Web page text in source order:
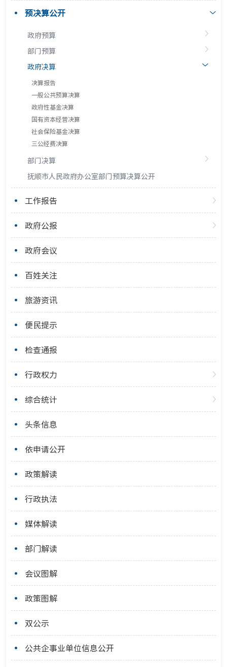
预决算公开
政府预算
部门预算
政府决算
决算报告
一般公共预算决算
政府性基金决算
国有资本经营决算
社会保险基金决算
三公经费决算
部门决算
抚顺市人民政府办公室部门预算决算公开
工作报告
政府公报
政府会议
百姓关注
旅游资讯
便民提示
检查通报
行政权力
综合统计
头条信息
依申请公开
政策解读
行政执法
媒体解读
部门解读
会议图解
政策图解
双公示
公共企事业单位信息公开